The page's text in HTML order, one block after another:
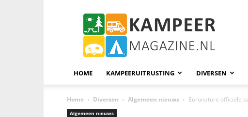
KampeerMagazine
HOME KAMPEERUITRUSTING DIVERSEN
Home Diversen Algemeen nieuws Euronature officiële
Algemeen nieuws